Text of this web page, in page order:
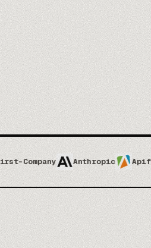
Anthropic Apify Apolloio